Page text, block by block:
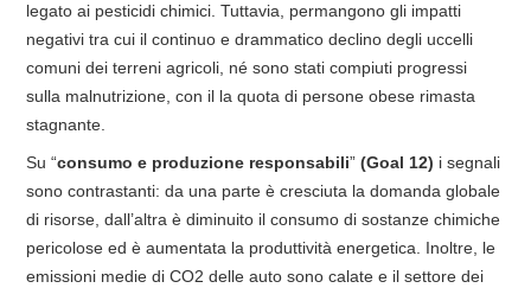
legato ai pesticidi chimici. Tuttavia, permangono gli impatti
negativi tra cui il continuo e drammatico declino degli uccelli
comuni dei terreni agricoli, né sono stati compiuti progressi
sulla malnutrizione, con il la quota di persone obese rimasta
stagnante.
Su “consumo e produzione responsabili” (Goal 12) i segnali
sono contrastanti: da una parte è cresciuta la domanda globale
di risorse, dall’altra è diminuito il consumo di sostanze chimiche
pericolose ed è aumentata la produttività energetica. Inoltre, le
emissioni medie di CO2 delle auto sono calate e il settore dei